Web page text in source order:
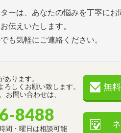
ーは、あなたの悩みを丁寧にお
伝えいたします。
も気軽にご連絡ください。
ります。
しくお願い致します。
お問い合わせは、
8488
・曜日は相談可能
無